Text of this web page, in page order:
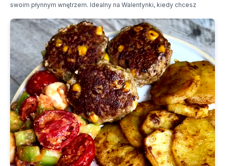
swoim płynnym wnętrzem. Idealny na Walentynki, kiedy chcesz